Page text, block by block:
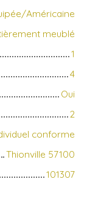
Américaine
meublé
1
4
Oui
2
conforme
Thionville 57100
101307